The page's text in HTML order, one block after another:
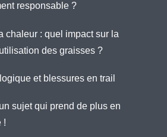
responsable ?
chaleur : quel impact sur la
des graisses ?
et blessures en trail
sujet qui prend de plus en
!